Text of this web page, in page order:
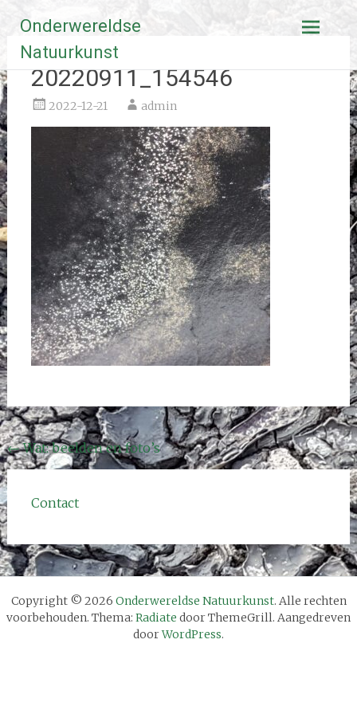
naar
inhoud
Onderwereldse
Natuurkunst
20220911_154546
2022-12-21 admin
Bericht
navigatie
←Wat: beelden en foto’s
Contact
Copyright © 2026 Onderwereldse Natuurkunst. Alle rechten
voorbehouden. Thema: Radiate door ThemeGrill. Aangedreven
doorWordPress.